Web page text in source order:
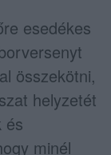
esedékes
összekötni,
helyzetét
és
minél